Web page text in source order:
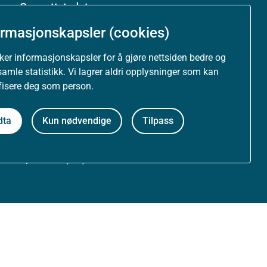
(cookies)
informasjonskapsler for å gjøre nettsiden bedre og
statistikk. Vi lagrer aldri opplysninger som kan
deg som person.
Kun nødvendige Tilpass
Om nettstedet
Personvernerklæring
Tilgjengelighetserklæring (uustatus.no)
Nyhetsvarsel og abonnement